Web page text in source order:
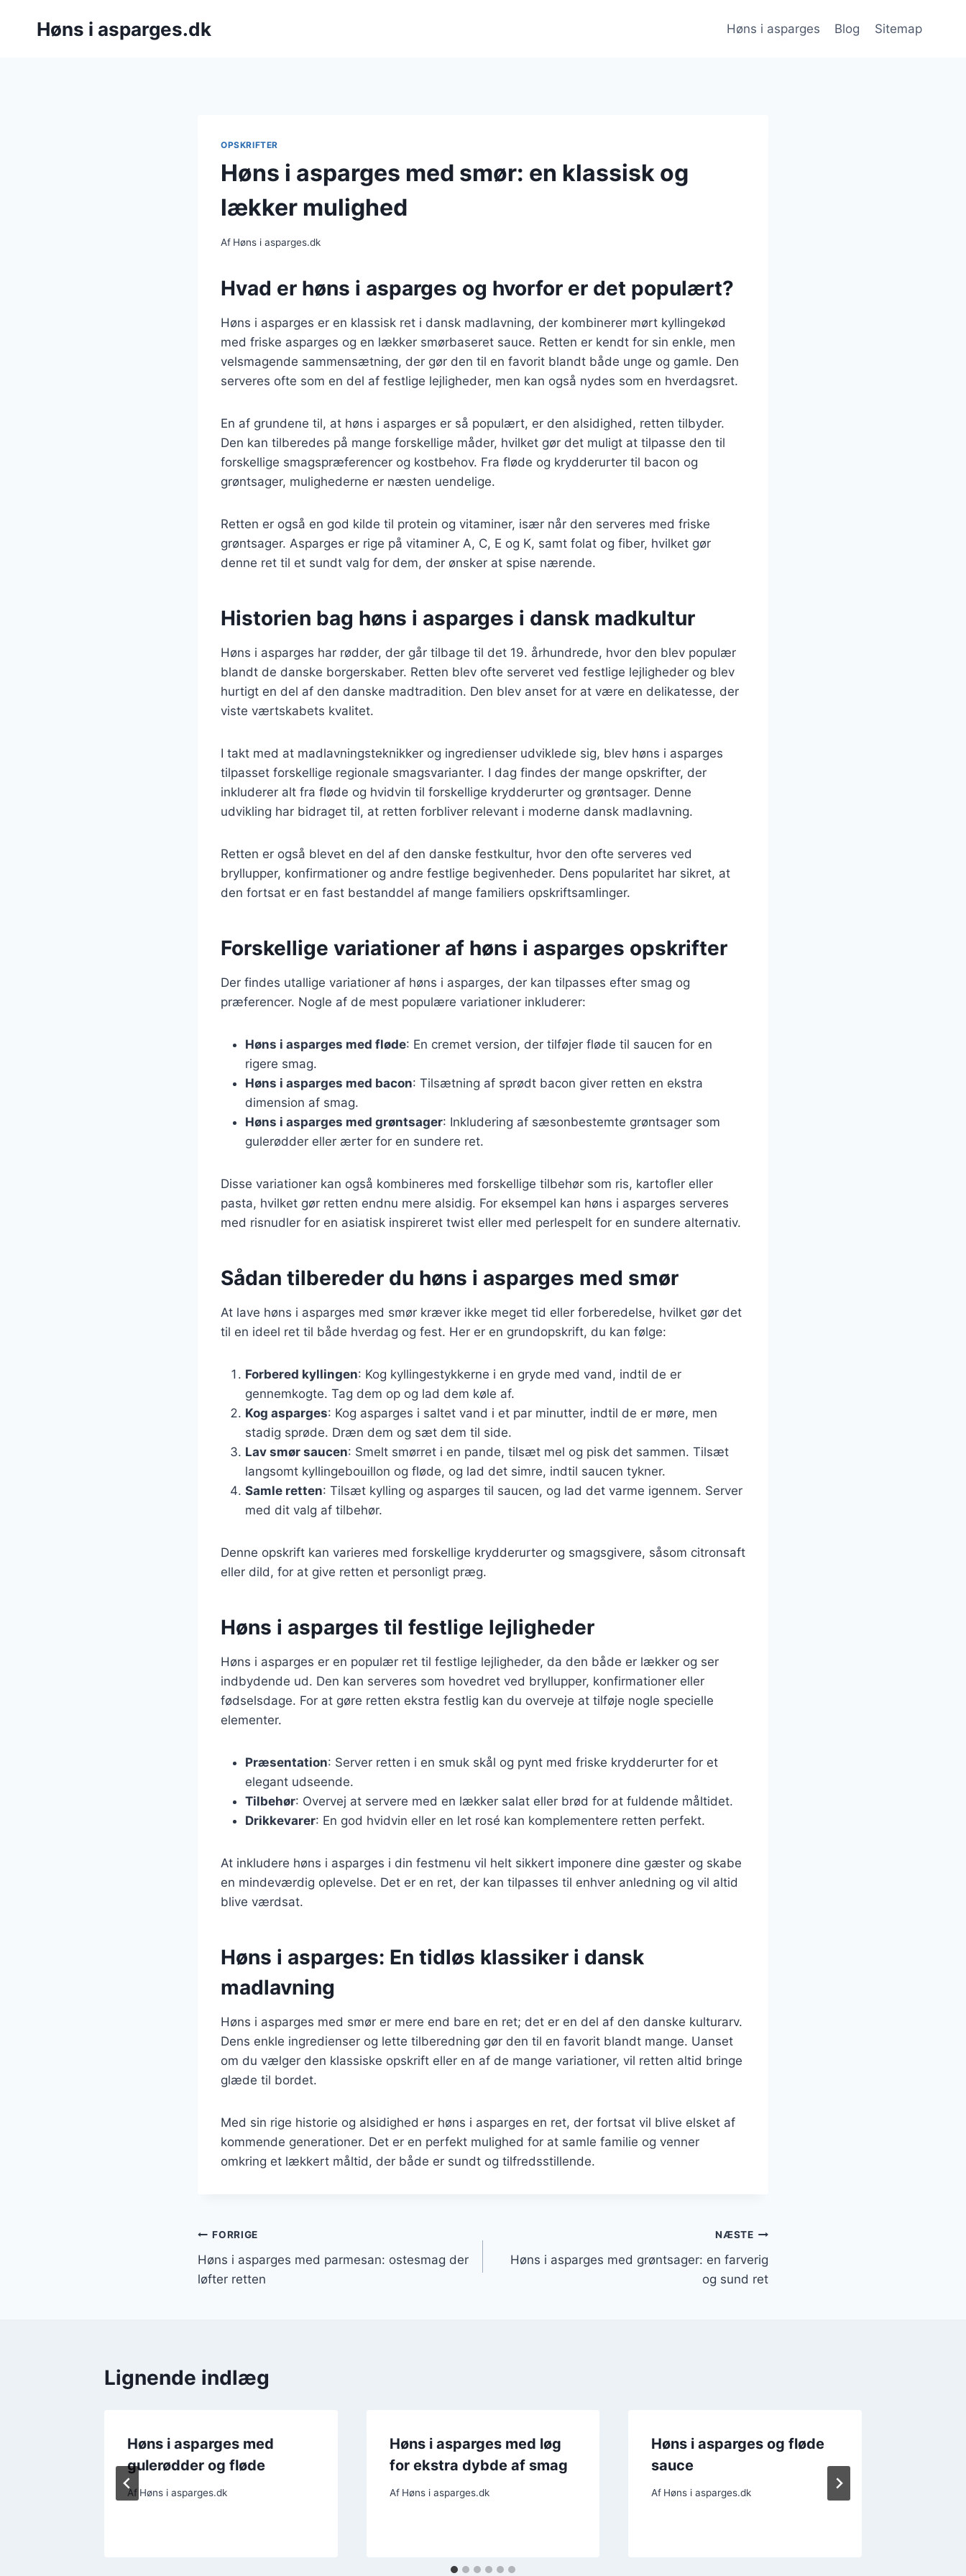
Høns i asparges.dk Høns i asparges Blog Sitemap
OPSKRIFTER
Høns i asparges med smør: en klassisk og
lækker mulighed
Af Høns i asparges.dk
Hvad er høns i asparges og hvorfor er det populært?
Høns i asparges er en klassisk ret i dansk madlavning, der kombinerer mørt kyllingekød
med friske asparges og en lækker smørbaseret sauce. Retten er kendt for sin enkle, men
velsmagende sammensætning, der gør den til en favorit blandt både unge og gamle. Den
serveres ofte som en del af festlige lejligheder, men kan også nydes som en hverdagsret.
En af grundene til, at høns i asparges er så populært, er den alsidighed, retten tilbyder.
Den kan tilberedes på mange forskellige måder, hvilket gør det muligt at tilpasse den til
forskellige smagspræferencer og kostbehov. Fra fløde og krydderurter til bacon og
grøntsager, mulighederne er næsten uendelige.
Retten er også en god kilde til protein og vitaminer, især når den serveres med friske
grøntsager. Asparges er rige på vitaminer A, C, E og K, samt folat og fiber, hvilket gør
denne ret til et sundt valg for dem, der ønsker at spise nærende.
Historien bag høns i asparges i dansk madkultur
Høns i asparges har rødder, der går tilbage til det 19. århundrede, hvor den blev populær
blandt de danske borgerskaber. Retten blev ofte serveret ved festlige lejligheder og blev
hurtigt en del af den danske madtradition. Den blev anset for at være en delikatesse, der
viste værtskabets kvalitet.
I takt med at madlavningsteknikker og ingredienser udviklede sig, blev høns i asparges
tilpasset forskellige regionale smagsvarianter. I dag findes der mange opskrifter, der
inkluderer alt fra fløde og hvidvin til forskellige krydderurter og grøntsager. Denne
udvikling har bidraget til, at retten forbliver relevant i moderne dansk madlavning.
Retten er også blevet en del af den danske festkultur, hvor den ofte serveres ved
bryllupper, konfirmationer og andre festlige begivenheder. Dens popularitet har sikret, at
den fortsat er en fast bestanddel af mange familiers opskriftsamlinger.
Forskellige variationer af høns i asparges opskrifter
Der findes utallige variationer af høns i asparges, der kan tilpasses efter smag og
præferencer. Nogle af de mest populære variationer inkluderer:
Høns i asparges med fløde: En cremet version, der tilføjer fløde til saucen for en
rigere smag.
Høns i asparges med bacon: Tilsætning af sprødt bacon giver retten en ekstra
dimension af smag.
Høns i asparges med grøntsager: Inkludering af sæsonbestemte grøntsager som
gulerødder eller ærter for en sundere ret.
Disse variationer kan også kombineres med forskellige tilbehør som ris, kartofler eller
pasta, hvilket gør retten endnu mere alsidig. For eksempel kan høns i asparges serveres
med risnudler for en asiatisk inspireret twist eller med perlespelt for en sundere alternativ.
Sådan tilbereder du høns i asparges med smør
At lave høns i asparges med smør kræver ikke meget tid eller forberedelse, hvilket gør det
til en ideel ret til både hverdag og fest. Her er en grundopskrift, du kan følge:
Forbered kyllingen: Kog kyllingestykkerne i en gryde med vand, indtil de er
gennemkogte. Tag dem op og lad dem køle af.
Kog asparges: Kog asparges i saltet vand i et par minutter, indtil de er møre, men
stadig sprøde. Dræn dem og sæt dem til side.
Lav smør saucen: Smelt smørret i en pande, tilsæt mel og pisk det sammen. Tilsæt
langsomt kyllingebouillon og fløde, og lad det simre, indtil saucen tykner.
Samle retten: Tilsæt kylling og asparges til saucen, og lad det varme igennem. Server
med dit valg af tilbehør.
Denne opskrift kan varieres med forskellige krydderurter og smagsgivere, såsom citronsaft
eller dild, for at give retten et personligt præg.
Høns i asparges til festlige lejligheder
Høns i asparges er en populær ret til festlige lejligheder, da den både er lækker og ser
indbydende ud. Den kan serveres som hovedret ved bryllupper, konfirmationer eller
fødselsdage. For at gøre retten ekstra festlig kan du overveje at tilføje nogle specielle
elementer.
Præsentation: Server retten i en smuk skål og pynt med friske krydderurter for et
elegant udseende.
Tilbehør: Overvej at servere med en lækker salat eller brød for at fuldende måltidet.
Drikkevarer: En god hvidvin eller en let rosé kan komplementere retten perfekt.
At inkludere høns i asparges i din festmenu vil helt sikkert imponere dine gæster og skabe
en mindeværdig oplevelse. Det er en ret, der kan tilpasses til enhver anledning og vil altid
blive værdsat.
Høns i asparges: En tidløs klassiker i dansk
madlavning
Høns i asparges med smør er mere end bare en ret; det er en del af den danske kulturarv.
Dens enkle ingredienser og lette tilberedning gør den til en favorit blandt mange. Uanset
om du vælger den klassiske opskrift eller en af de mange variationer, vil retten altid bringe
glæde til bordet.
Med sin rige historie og alsidighed er høns i asparges en ret, der fortsat vil blive elsket af
kommende generationer. Det er en perfekt mulighed for at samle familie og venner
omkring et lækkert måltid, der både er sundt og tilfredsstillende.
Indlægsnavigation
FORRIGE
Høns i asparges med parmesan: ostesmag der
løfter retten
NÆSTE
Høns i asparges med grøntsager: en farverig
og sund ret
Lignende indlæg
Høns i asparges med
gulerødder og fløde
Af Høns i asparges.dk
Høns i asparges med løg
for ekstra dybde af smag
Af Høns i asparges.dk
Høns i asparges og fløde
sauce
Af Høns i asparges.dk